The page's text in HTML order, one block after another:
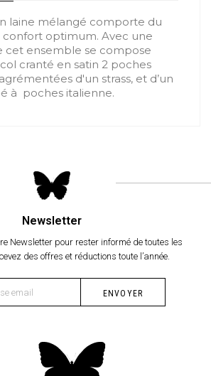
laine mélangé comporte du
confort optimum. Avec une
cet ensemble se compose
cranté en satin 2 poches
d'un strass, et d’un
à poches italienne.
Newsletter
Newsletter pour rester informé de toutes les
des offres et réductions toute l’année.